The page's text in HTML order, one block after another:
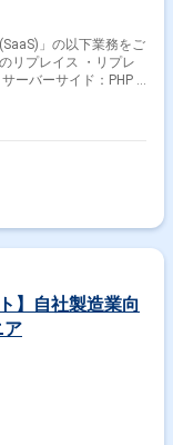
」の以下業務をご
リプレイス ・リプレ
ーバーサイド：PHP /
アジャイル / XP ・
での方、活躍中！ ・
JPT700点以上のビジ
実務経験3年以上必須
問合せ下さい。 ★期
】自社製造業向
ア